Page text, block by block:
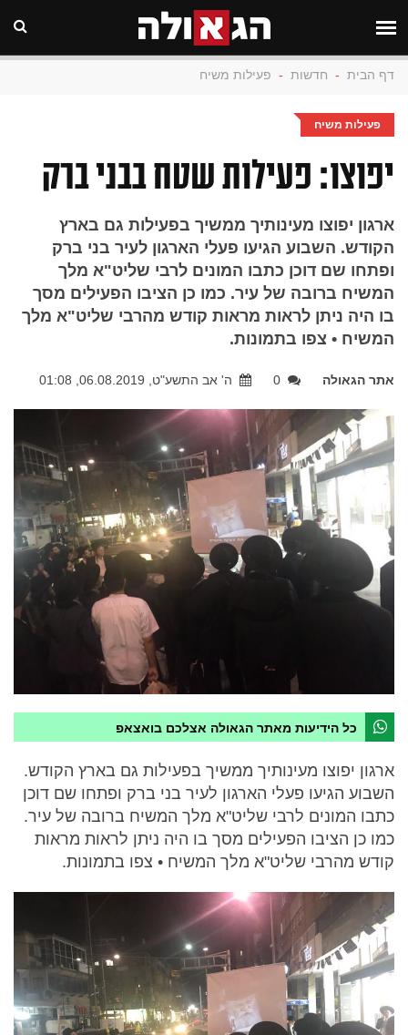
דף הבית - חדשות - פעילות משיח
פעילות משיח
יפוצו: פעילות שטח בבני ברק
ארגון יפוצו מעינותיך ממשיך בפעילות גם בארץ
הקודש. השבוע הגיעו פעלי הארגון לעיר בני ברק
ופתחו שם דוכן כתבו המונים לרבי שליט"א מלך
המשיח ברובה של עיר. כמו כן הציבו הפעילים מסך
בו היה ניתן לראות מראות קודש מהרבי שליט"א מלך
המשיח • צפו בתמונות.
אתר הגאולה 0 ה' אב התשע"ט, 06.08.2019, 01:08
כל הידיעות מאתר הגאולה אצלכם בואצאפ
ארגון יפוצו מעינותיך ממשיך בפעילות גם בארץ הקודש.
השבוע הגיעו פעלי הארגון לעיר בני ברק ופתחו שם דוכן
כתבו המונים לרבי שליט"א מלך המשיח ברובה של עיר.
כמו כן הציבו הפעילים מסך בו היה ניתן לראות מראות
קודש מהרבי שליט"א מלך המשיח • צפו בתמונות.